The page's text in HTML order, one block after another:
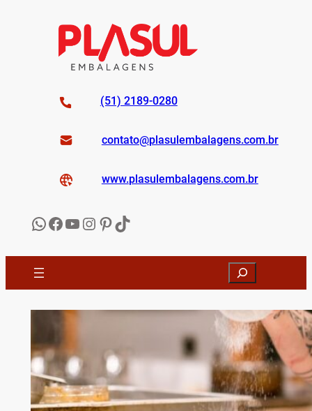
(51) 2189-0280
contato@plasulembalagens.com.br
www.plasulembalagens.com.br
WhatsApp
Facebook
YouTube
Instagram
Pinterest
TikTok
Search